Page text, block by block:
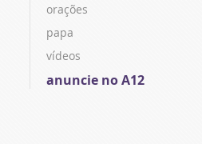
orações
papa
vídeos
anuncie no A12